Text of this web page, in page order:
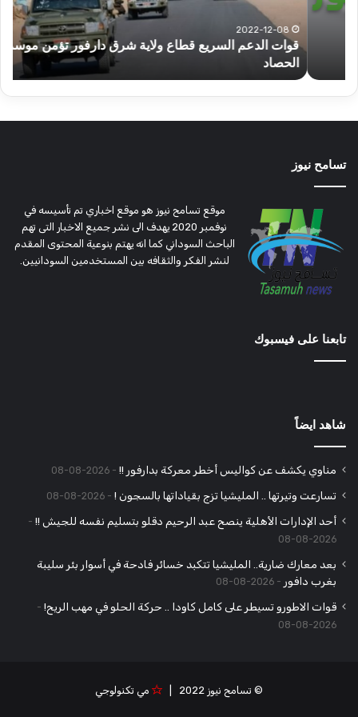
دارفور
2022-12-08
قوات الدعم السريع قطاع ولاية شرق دارفور تؤمن موسم
تسامح نيوز
موقع تسامح نيوز هو موقع اخباري تم تأسيسه في
نوفمبر 2020 يهدف الى نشر جميع الاخبار التى تهم
الباحث السوداني كما انه يهتم بنوعية المحتوى المقدم
لنشر الفكر والثقافه بين المستخدمين السودانيين.
تابعنا على فيسبوك
شاهد ايضاً
مناوي يكشف عن كواليس أخطر معركة بدارفور !! 2026-08-08
تسارعت وتيرتها .. المليشيا تزج بقياداتها بالسجون ! 2026-08-08
أحد الإدارات الأهلية ينصح عبد الرحيم دقلو بتسليم نفسه للجيش !!
2026-08-08
بعد معارك ضارية.. المليشيا تتكبد خسائر فادحة في أسوار بئر سليبة
بغرب دافور
2026-08-08
قوات الاطورو تسيطر على كامل كاودا .. حركة الحلو في مهب الريح!
2026-08-08
© تسامح نيوز 2022 | مي تكنولوجي